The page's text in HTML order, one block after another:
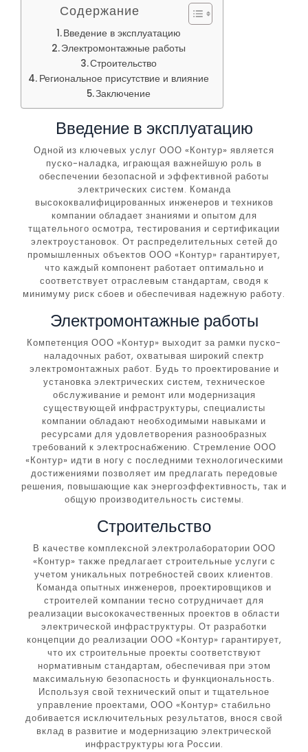
Содержание
Введение в эксплуатацию
Электромонтажные работы
Строительство
Региональное присутствие и влияние
Заключение
Введение в эксплуатацию
Одной из ключевых услуг ООО «Контур» является
пуско-наладка, играющая важнейшую роль в
обеспечении безопасной и эффективной работы
электрических систем. Команда
высококвалифицированных инженеров и техников
компании обладает знаниями и опытом для
тщательного осмотра, тестирования и сертификации
электроустановок. От распределительных сетей до
промышленных объектов ООО «Контур» гарантирует,
что каждый компонент работает оптимально и
соответствует отраслевым стандартам, сводя к
минимуму риск сбоев и обеспечивая надежную работу.
Электромонтажные работы
Компетенция ООО «Контур» выходит за рамки пуско-
наладочных работ, охватывая широкий спектр
электромонтажных работ. Будь то проектирование и
установка электрических систем, техническое
обслуживание и ремонт или модернизация
существующей инфраструктуры, специалисты
компании обладают необходимыми навыками и
ресурсами для удовлетворения разнообразных
требований к электроснабжению. Стремление ООО
«Контур» идти в ногу с последними технологическими
достижениями позволяет им предлагать передовые
решения, повышающие как энергоэффективность, так и
общую производительность системы.
Строительство
В качестве комплексной электролаборатории ООО
«Контур» также предлагает строительные услуги с
учетом уникальных потребностей своих клиентов.
Команда опытных инженеров, проектировщиков и
строителей компании тесно сотрудничает для
реализации высококачественных проектов в области
электрической инфраструктуры. От разработки
концепции до реализации ООО «Контур» гарантирует,
что их строительные проекты соответствуют
нормативным стандартам, обеспечивая при этом
максимальную безопасность и функциональность.
Используя свой технический опыт и тщательное
управление проектами, ООО «Контур» стабильно
добивается исключительных результатов, внося свой
вклад в развитие и модернизацию электрической
инфраструктуры юга России.